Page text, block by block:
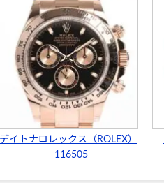
デイトナロレックス（ROLEX）
116505